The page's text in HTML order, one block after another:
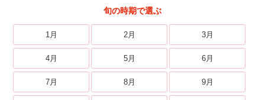
旬の時期で選ぶ
1月 2月 3月
4月 5月 6月
7月 8月 9月